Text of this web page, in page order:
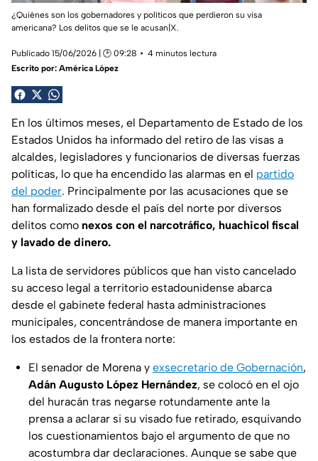
¿Quiénes son los gobernadores y políticos que perdieron su visa
americana? Los delitos que se le acusan|X.
Publicado 15/06/2026 | 🕑 09:28
4 minutos lectura
Escrito por: América López
En los últimos meses, el Departamento de Estado de los
Estados Unidos ha informado del retiro de las visas a
alcaldes, legisladores y funcionarios de diversas fuerzas
políticas, lo que ha encendido las alarmas en el partido
del poder. Principalmente por las acusaciones que se
han formalizado desde el país del norte por diversos
delitos como nexos con el narcotráfico, huachicol fiscal
y lavado de dinero.
La lista de servidores públicos que han visto cancelado
su acceso legal a territorio estadounidense abarca
desde el gabinete federal hasta administraciones
municipales, concentrándose de manera importante en
los estados de la frontera norte:
El senador de Morena y exsecretario de Gobernación,
Adán Augusto López Hernández, se colocó en el ojo
del huracán tras negarse rotundamente ante la
prensa a aclarar si su visado fue retirado, esquivando
los cuestionamientos bajo el argumento de que no
acostumbra dar declaraciones. Aunque se sabe que